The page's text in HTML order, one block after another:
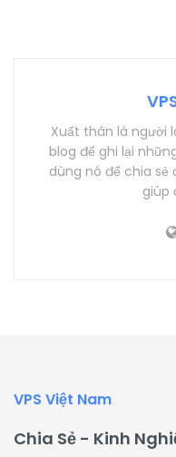
Xuất thân là người
blog để ghi lại
dùng nó để chia sẻ
giúp
VPS Việt Nam
Chia Sẻ - Kinh